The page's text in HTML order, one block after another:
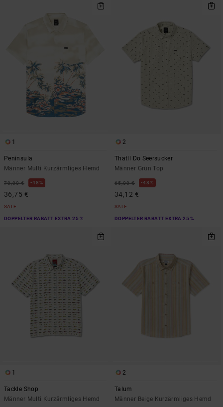
1
Peninsula
Männer Multi Kurzärmliges Hemd
70,00 € 48%
36,75 €
SALE
DOPPELTER RABATT EXTRA 25 %
2
Thatll Do Seersucker
Männer Grün Top
65,00 € 48%
34,12 €
SALE
DOPPELTER RABATT EXTRA 25 %
1
Tackle Shop
Männer Multi Kurzärmliges Hemd
2
Talum
Männer Beige Kurzärmliges Hemd